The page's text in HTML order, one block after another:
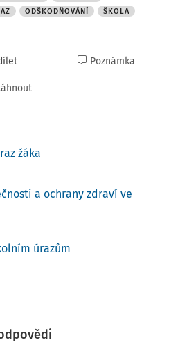
ODŠKODŇOVÁNÍ
ŠKOLA
Poznámka
žáka
a ochrany zdraví ve
úrazům